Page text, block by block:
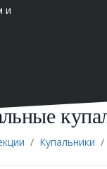
и
/ Купальники /